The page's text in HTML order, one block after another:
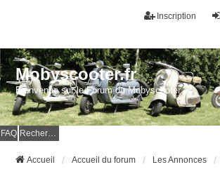
Inscription
Mobyscooter.fr
Bienvenue sur le Forum du Mobyscooter
FAQ Rechercher
Accueil Accueil du forum Les Annonces